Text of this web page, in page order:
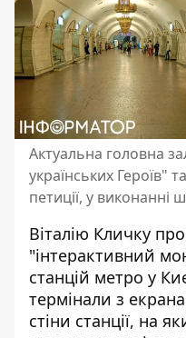
Актуальна головна
українських Героїв"
петиції, у виконанні
Віталію Кличку
"інтерактивний
станцій метро у
термінали з
стіни станції, на